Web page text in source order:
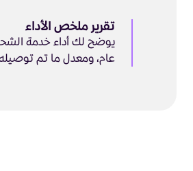
تقرير ملخص الأداء
يوضح لك أداء خدمة
عام، ومعدل ما تم